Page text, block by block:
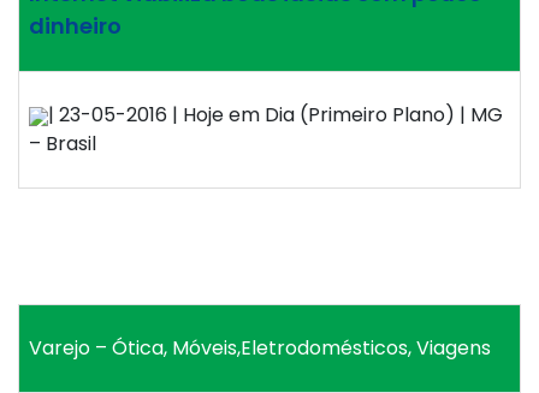
dinheiro
| 23-05-2016 | Hoje em Dia (Primeiro Plano) | MG
– Brasil
Varejo – Ótica, Móveis,Eletrodomésticos, Viagens